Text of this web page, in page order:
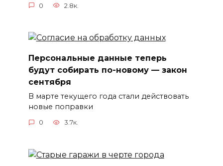
0 2.8к.
Персональные данные теперь
будут собирать по-новому — закон
сентября
В марте текущего года стали действовать
новые поправки
0 3.7к.